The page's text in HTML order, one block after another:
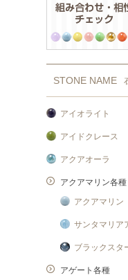
STONE NAME
アイオライト
アイドクレース
アクアオーラ
アクアマリン各種
アクアマリン
サンタマリア
ブラックスタ
アゲート各種